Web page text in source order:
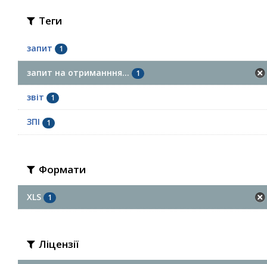
Теги
запит 1
запит на отриманння... 1
звіт 1
ЗПІ 1
Формати
XLS 1
Ліцензії